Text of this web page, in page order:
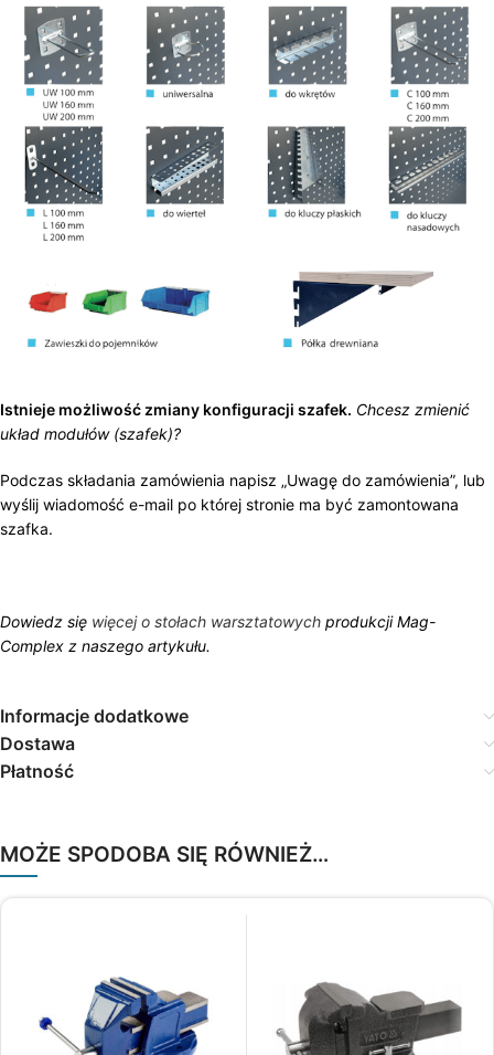
Istnieje możliwość zmiany konfiguracji szafek. Chcesz zmienić
układ modułów (szafek)?
Podczas składania zamówienia napisz „Uwagę do zamówienia”, lub
wyślij wiadomość e-mail po której stronie ma być zamontowana
szafka.
Dowiedz się więcej o stołach warsztatowych produkcji Mag-
Complex z naszego artykułu.
Informacje dodatkowe
Dostawa
Płatność
MOŻE SPODOBA SIĘ RÓWNIEŻ…